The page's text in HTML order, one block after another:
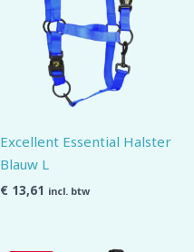
Excellent Essential Halster
Blauw L
€ 13,61 incl. btw